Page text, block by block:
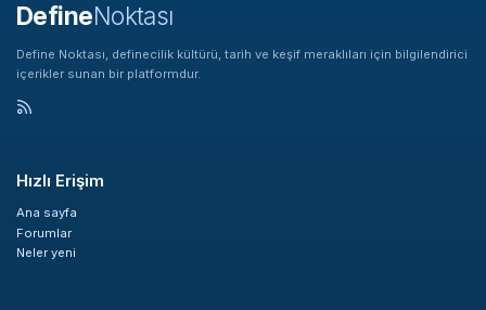
DefineNoktası
Define Noktası, definecilik kültürü, tarih ve keşif meraklıları için bilgilendirici
içerikler sunan bir platformdur.
Hızlı Erişim
Ana sayfa
Forumlar
Neler yeni